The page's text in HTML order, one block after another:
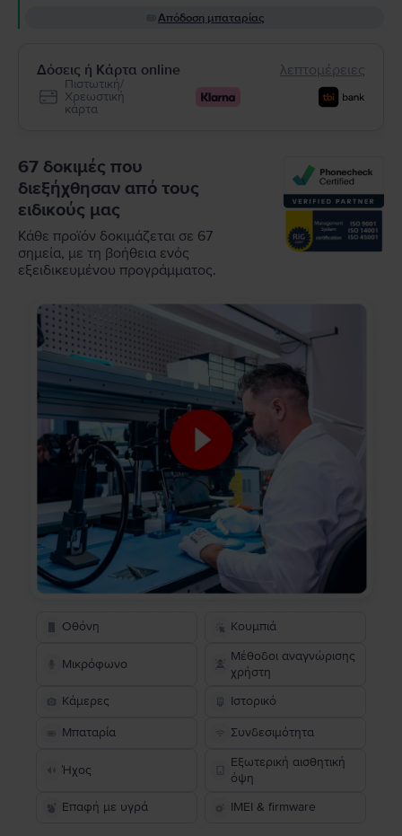
Απόδοση μπαταρίας
Δόσεις ή Κάρτα online λεπτομέρειες
Πιστωτική/
Χρεωστική
κάρτα
67 δοκιμές που
διεξήχθησαν από τους
ειδικούς μας
Κάθε προϊόν δοκιμάζεται σε 67
σημεία, με τη βοήθεια ενός
εξειδικευμένου προγράμματος.
Οθόνη Κουμπιά
Μικρόφωνο
Μέθοδοι αναγνώρισης
χρήστη
Κάμερες
Ιστορικό
Μπαταρία Συνδεσιμότητα
Ήχος
Εξωτερική αισθητική
όψη
Επαφή με υγρά
IMEI & firmware